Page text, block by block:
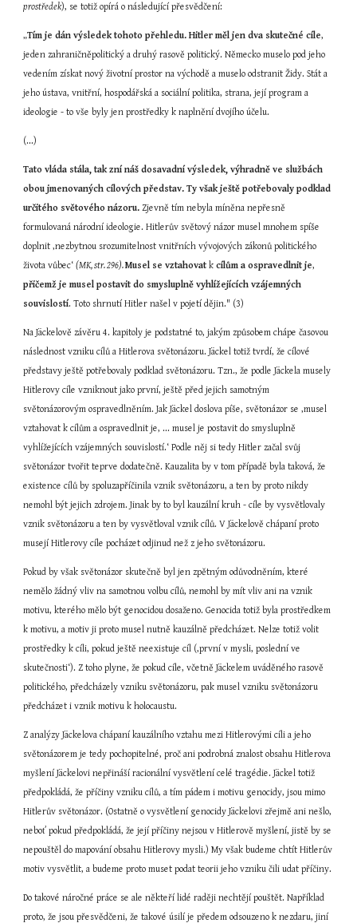
prostředek), se totiž opírá o následující přesvědčení:
„Tím je dán výsledek tohoto přehledu. Hitler měl jen dva skutečné cíle,
jeden zahraničněpolitický a druhý rasově politický. Německo muselo pod jeho
vedením získat nový životní prostor na východě a muselo odstranit Židy. Stát a
jeho ústava, vnitřní, hospodářská a sociální politika, strana, její program a
ideologie - to vše byly jen prostředky k naplnění dvojího účelu.
(...)
Tato vláda stála, tak zní náš dosavadní výsledek, výhradně ve službách
obou jmenovaných cílových představ. Ty však ještě potřebovaly podklad
určitého světového názoru. Zjevně tím nebyla míněna nepřesně
formulovaná národní ideologie. Hitlerův světový názor musel mnohem spíše
doplnit ‚nezbytnou srozumitelnost vnitřních vývojových zákonů politického
života vůbec‘ (MK, str. 296). Musel se vztahovat k cílům a ospravedlnit je
přičemž je musel postavit do smysluplně vyhlížejících vzájemných
souvislostí. Toto shrnutí Hitler našel v pojetí dějin." (3)
Na Jäckelově závěru 4. kapitoly je podstatné to, jakým způsobem chápe časovou
následnost vzniku cílů a Hitlerova světonázoru. Jäckel totiž tvrdí, že cílové
představy ještě potřebovaly podklad světonázoru. Tzn., že podle Jäckela musely
Hitlerovy cíle vzniknout jako první, ještě před jejich samotným
světonázorovým ospravedlněním. Jak Jäckel doslova píše, světonázor se ‚musel
vztahovat k cílům a ospravedlnit je, ... musel je postavit do smysluplně
vyhlížejících vzájemných souvislostí.‘ Podle něj si tedy Hitler začal svůj
světonázor tvořit teprve dodatečně. Kauzalita by v tom případě byla taková, že
existence cílů by spoluzapříčinila vznik světonázoru, a ten by proto nikdy
nemohl být jejich zdrojem. Jinak by to byl kauzální kruh - cíle by vysvětlovaly
vznik světonázoru a ten by vysvětloval vznik cílů. V Jäckelově chápaní proto
musejí Hitlerovy cíle pocházet odjinud než z jeho světonázoru.
Pokud by však světonázor skutečně byl jen zpětným odůvodněním, které
nemělo žádný vliv na samotnou volbu cílů, nemohl by mít vliv ani na vznik
motivu, kterého mělo být genocidou dosaženo. Genocida totiž byla prostředkem
k motivu, a motiv ji proto musel nutně kauzálně předcházet. Nelze totiž volit
prostředky k cíli, pokud ještě neexistuje cíl (‚první v mysli, poslední ve
skutečnosti‘). Z toho plyne, že pokud cíle, včetně Jäckelem uváděného rasově
politického, předcházely vzniku světonázoru, pak musel vzniku světonázoru
předcházet i vznik motivu k holocaustu.
Z analýzy Jäckelova chápaní kauzálního vztahu mezi Hitlerovými cíli a jeho
světonázorem je tedy pochopitelné, proč ani podrobná znalost obsahu Hitlerova
myšlení Jäckelovi nepřináší racionální vysvětlení celé tragédie. Jäckel totiž
předpokládá, že příčiny vzniku cílů, a tím pádem i motivu genocidy, jsou mimo
Hitlerův světonázor. (Ostatně o vysvětlení genocidy Jäckelovi zřejmě ani nešlo,
neboť pokud předpokládá, že její příčiny nejsou v Hitlerově myšlení, jistě by se
nepouštěl do mapování obsahu Hitlerovy mysli.) My však budeme chtít Hitlerův
motiv vysvětlit, a budeme proto muset podat teorii jeho vzniku čili udat příčiny.
Do takové náročné práce se ale někteří lidé raději nechtějí pouštět. Například
proto, že jsou přesvědčeni, že takové úsilí je předem odsouzeno k nezdaru, jiní